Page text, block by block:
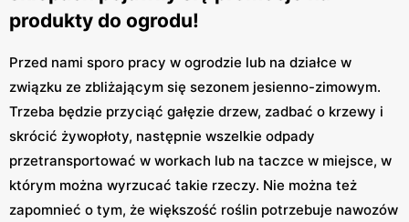
produkty do ogrodu!
Przed nami sporo pracy w ogrodzie lub na działce w
związku ze zbliżającym się sezonem jesienno-zimowym.
Trzeba będzie przyciąć gałęzie drzew, zadbać o krzewy i
skrócić żywopłoty, następnie wszelkie odpady
przetransportować w workach lub na taczce w miejsce, w
którym można wyrzucać takie rzeczy. Nie można też
zapomnieć o tym, że większość roślin potrzebuje nawozów